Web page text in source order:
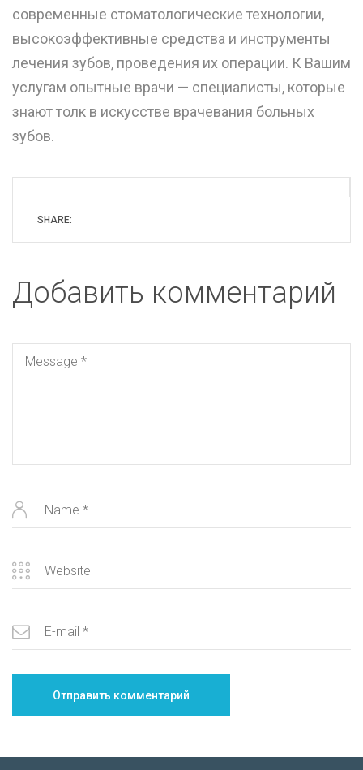
современные стоматологические технологии,
высокоэффективные средства и инструменты
лечения зубов, проведения их операции. К Вашим
услугам опытные врачи — специалисты, которые
знают толк в искусстве врачевания больных
зубов.
SHARE:
Добавить комментарий